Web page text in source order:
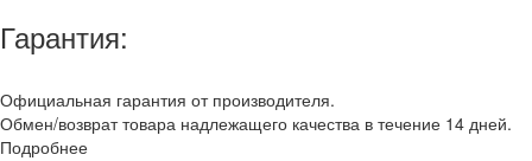
Гарантия:
Официальная гарантия от производителя.
Обмен/возврат товара надлежащего качества в течение 14 дней.
Подробнее